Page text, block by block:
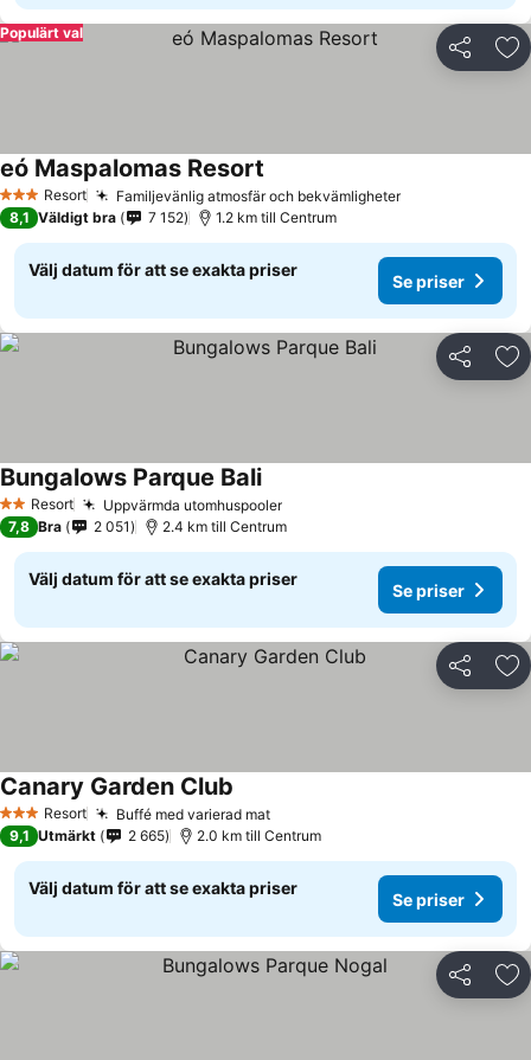
Dela
Populärt val
3 StjärnorResort Familjevänlig atmosfär och bekvämligheter
eó Maspalomas Resort
8,1 Väldigt bra 7 152 1.2 km till Centrum
Välj datum för att se exakta priser
Se priser
Dela
2 Stjärnor
Resort Uppvärmda utomhuspooler
Bungalows Parque Bali
7,8 Bra 2 051 2.4 km till Centrum
Välj datum för att se exakta priser
Se priser
Dela
3 StjärnorResort Buffé med varierad mat
Canary Garden Club
9,1 Utmärkt 2 665 2.0 km till Centrum
Välj datum för att se exakta priser
Se priser
Dela